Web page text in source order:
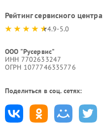
Рейтинг сервисного центра
4.9-5.0
ООО "Русервис"
ИНН 7702633247
ОГРН 1077746335776
Поделиться в соц. сетях: